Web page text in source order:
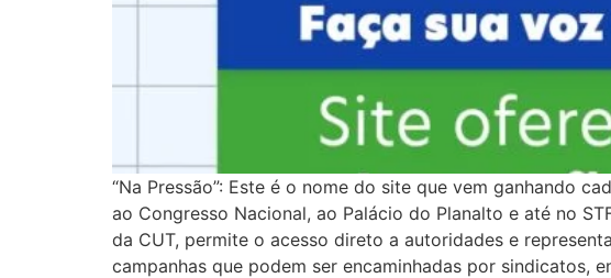
“Na Pressão”: Este é o nome do site que vem ganhando
ao Congresso Nacional, ao Palácio do Planalto e até no
da CUT, permite o acesso direto a autoridades e
campanhas que podem ser encaminhadas por sindicatos,